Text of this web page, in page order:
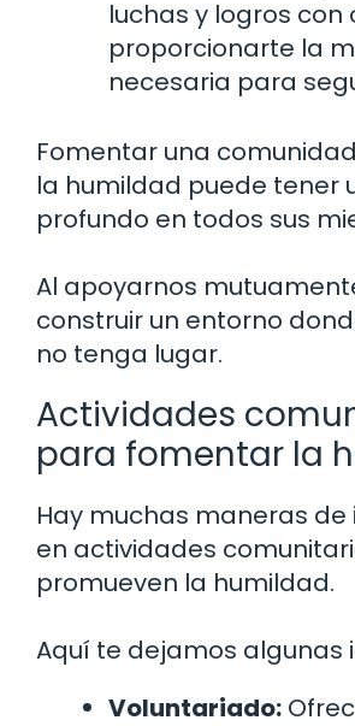
luchas y logros con
proporcionarte la
necesaria para
Fomentar una
la humildad puede tener
profundo en todos sus
Al apoyarnos
construir un entorno
no tenga lugar.
Actividades
para fomentar la
Hay muchas maneras de
en actividades
promueven la humildad.
Aquí te dejamos algunas
Voluntariado: